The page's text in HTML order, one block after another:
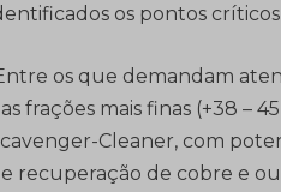
os pontos
os que demandam
frações mais finas (+38 –
Cleaner, com
recuperação de cobre e